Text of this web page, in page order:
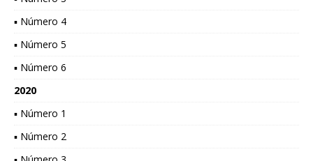
▪ Número 4
▪ Número 5
▪ Número 6
2020
▪ Número 1
▪ Número 2